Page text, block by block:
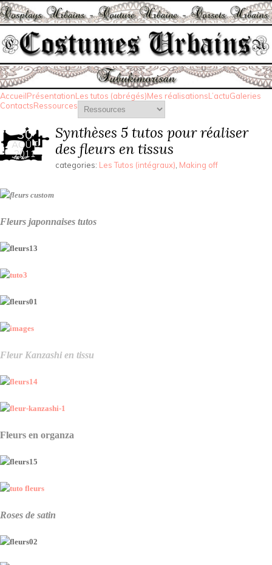
AccueilPrésentationLes tutos (abrégés)Mes réalisationsL’actuGaleries
ContactsRessources
30
AOÛT
2011
Synthèses 5 tutos pour réaliser
des fleurs en tissus
categories: Les Tutos (intégraux) Making off
Fleurs japonnaises tutos
Fleur Kanzashi en tissu
Fleurs en organza
Roses de satin